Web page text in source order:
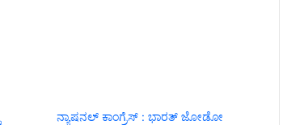
ನ್ಯಾಷನಲ್ ಕಾಂಗ್ರೆಸ್ : ಭಾರತ್ ಜೋಡೋ